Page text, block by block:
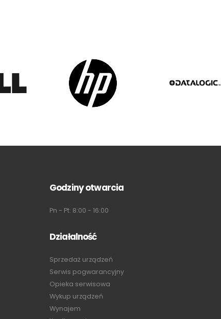
Godziny otwarcia
Pn - Pt: 8:00 - 16:00
Działalność
Sprzedaż urządzeń
Serwis pogwarancyjny
Opieka serwisowa
Wykup urządzeń
Wynajem